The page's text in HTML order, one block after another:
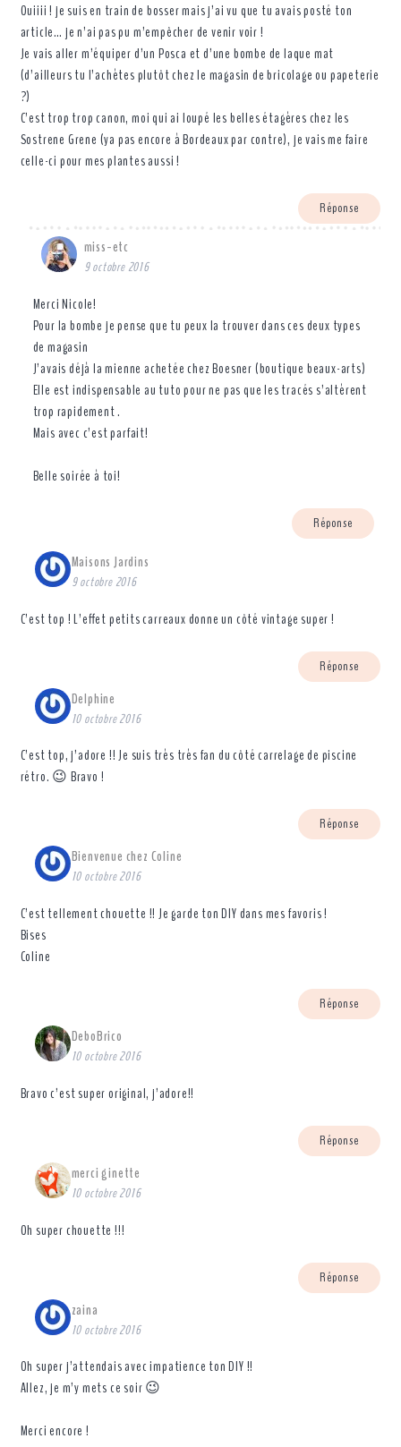
Ouiiii ! je suis en train de bosser mais j’ai vu que tu avais posté ton
article… je n’ai pas pu m’empêcher de venir voir !
Je vais aller m’équiper d’un Posca et d’une bombe de laque mat
(d’ailleurs tu l’achètes plutôt chez le magasin de bricolage ou papeterie
?)
C’est trop trop canon, moi qui ai loupé les belles étagères chez les
Sostrene Grene (ya pas encore à Bordeaux par contre), je vais me faire
celle-ci pour mes plantes aussi !
Réponse
miss-etc
9 octobre 2016
Merci Nicole!
Pour la bombe je pense que tu peux la trouver dans ces deux types
de magasin
J’avais déjà la mienne achetée chez Boesner (boutique beaux-arts)
Elle est indispensable au tuto pour ne pas que les tracés s’altèrent
trop rapidement .
Mais avec c’est parfait!
Belle soirée à toi!
Réponse
Maisons Jardins
9 octobre 2016
C’est top ! L’effet petits carreaux donne un côté vintage super !
Réponse
Delphine
10 octobre 2016
C’est top, j’adore !! Je suis très très fan du côté carrelage de piscine
rétro. 😉 Bravo !
Réponse
Bienvenue chez Coline
10 octobre 2016
C’est tellement chouette !! Je garde ton DIY dans mes favoris !
Bises
Coline
Réponse
DeboBrico
10 octobre 2016
Bravo c’est super original, j’adore!!
Réponse
merci ginette
10 octobre 2016
Oh super chouette !!!
Réponse
zaina
10 octobre 2016
Oh super j’attendais avec impatience ton DIY !!
Allez, je m’y mets ce soir 😉
Merci encore !